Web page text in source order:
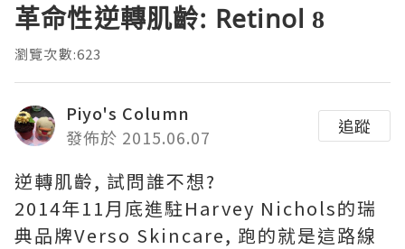
革命性逆轉肌齡: Retinol 8
瀏覽次數:623
Piyo's Column
發佈於 2015.06.07
追蹤
逆轉肌齡, 試問誰不想?
2014年11月底進駐Harvey Nichols的瑞
典品牌Verso Skincare, 跑的就是這路線